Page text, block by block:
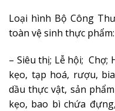
Loại hình Bộ Công
toàn vệ sinh thực phẩm:
– Siêu thị; Lễ hội; Chợ;
kẹo, tạp hoá, rượu,
dầu thực vật, sản
kẹo, bao bì chứa